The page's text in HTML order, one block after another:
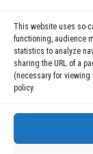
This website uses so-
functioning, audience
statistics to analyze
sharing the URL of a
(necessary for
policy.
Montréal
(514) 284-